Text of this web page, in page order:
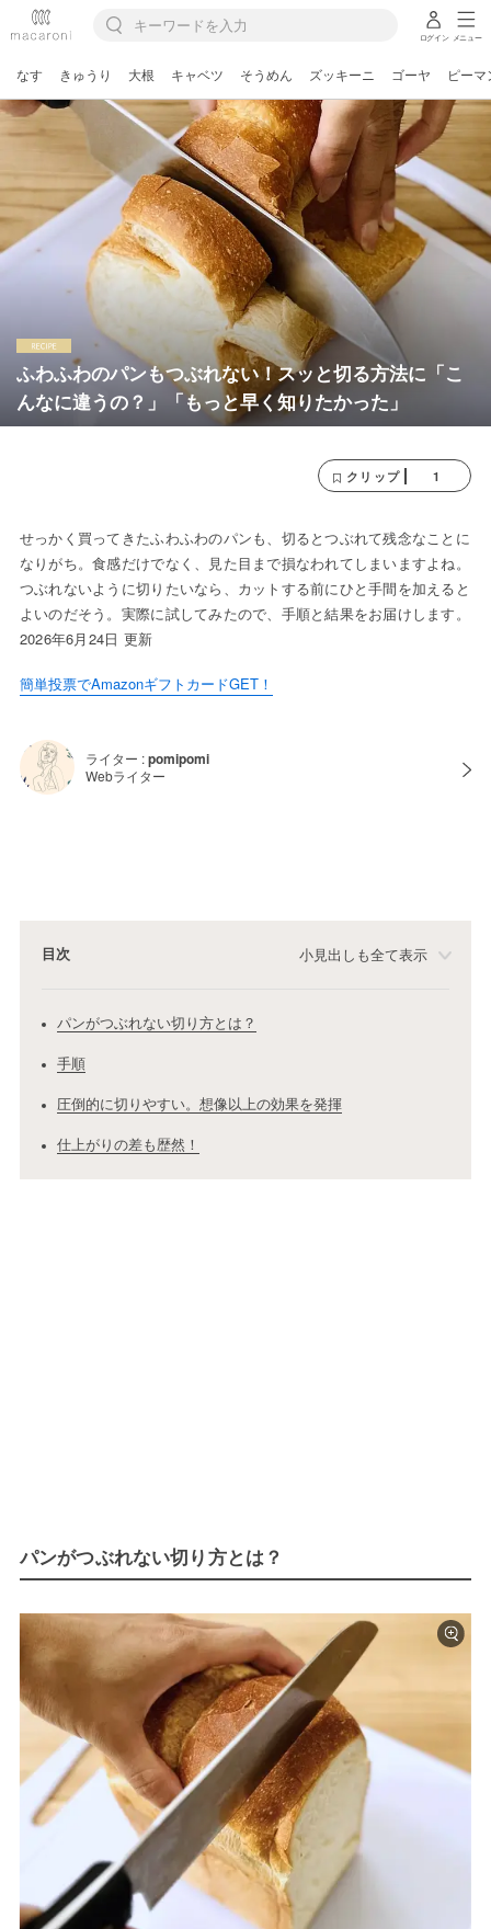
ログイン メニュー
なす きゅうり 大根 キャベツ そうめん ズッキーニ ゴーヤ ピーマ
ふわふわのパンもつぶれない！スッと切る方法に「こ
んなに違うの？」「もっと早く知りたかった」
クリップ 1
せっかく買ってきたふわふわのパンも、切るとつぶれて残念なことに
なりがち。食感だけでなく、見た目まで損なわれてしまいますよね。
つぶれないように切りたいなら、カットする前にひと手間を加えると
よいのだそう。実際に試してみたので、手順と結果をお届けします。
2026年6月24日 更新
簡単投票でAmazonギフトカードGET！
ライター :pomipomi
Webライター
目次 小見出しも全て表示
パンがつぶれない切り方とは？
手順
圧倒的に切りやすい。想像以上の効果を発揮
仕上がりの差も歴然！
パンがつぶれない切り方とは？